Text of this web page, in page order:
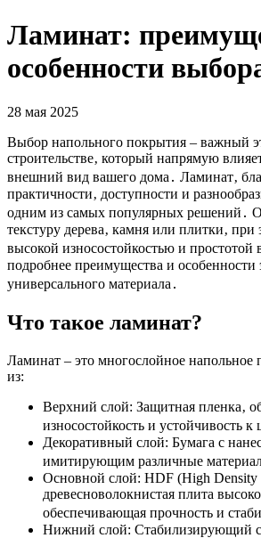
Ламинат:
особенности
28 мая 2025
Выбор напольного покрытия – важный
строительстве‚ который напрямую
внешний вид вашего дома․ Ламинат‚
практичности‚ доступности и
одним из самых популярных решений․
текстуру дерева‚ камня или плитки‚ при
высокой износостойкостью и простотой
подробнее преимущества и особенности
универсального материала․
Что такое ламинат?
Ламинат – это многослойное напольное
из:
Верхний слой: Защитная пленка‚
износостойкость и устойчивость к
Декоративный слой: Бумага с
имитирующим различные
Основной слой: HDF (High Density
древесноволокнистая плита
обеспечивающая прочность и
Нижний слой: Стабилизирующий